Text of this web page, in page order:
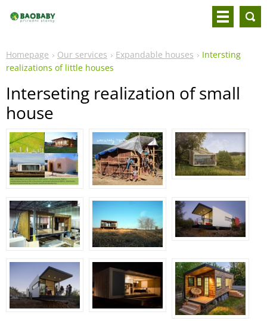
Homepage Our services Expandable houses
Intersting
realizations of little houses
Interseting realization of small
house